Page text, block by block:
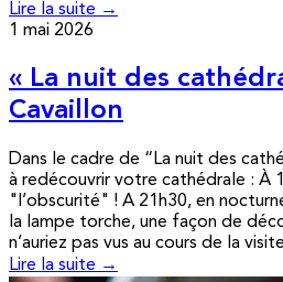
Lire la suite →
1 mai 2026
« La nuit des
Cavaillon
Dans le cadre de “La nuit des
à redécouvrir votre cathédrale : À
"l’obscurité" ! A 21h30, en
la lampe torche, une façon de
n’auriez pas vus au cours de la
Lire la suite →